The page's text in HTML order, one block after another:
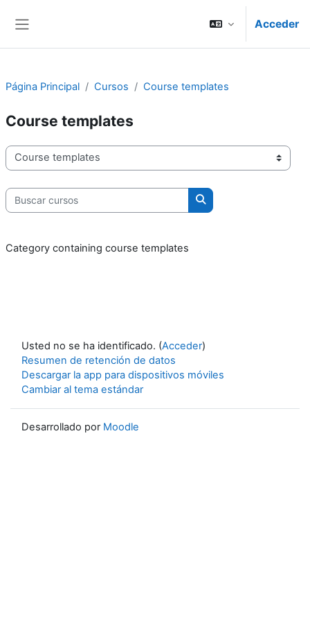
Acceder
Página Principal Cursos Course templates
Course templates
Categorías
Buscar cursos
Buscar cursos
Category containing course templates
Usted no se ha identificado. (Acceder)
Resumen de retención de datos
Descargar la app para dispositivos móviles
Cambiar al tema estándar
Desarrollado por Moodle